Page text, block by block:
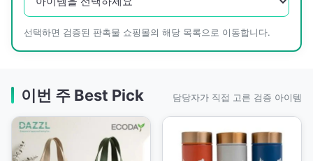
선택하면 검증된 판촉물 쇼핑몰의 해당 목록으로 이동합니다.
이번 주 Best Pick 담당자가 직접 고른 검증 아이템